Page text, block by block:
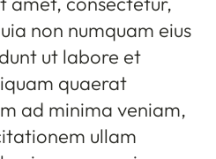
non numquam eius
ut labore et
quaerat
ad minima veniam,
ullam